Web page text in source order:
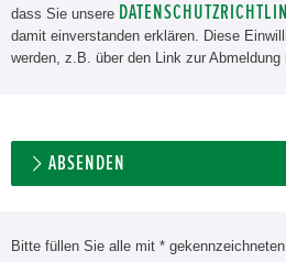
dass Sie unsere
damit einverstanden erklären. Diese
werden, z.B. über den Link zur Abmeldung
ABSENDEN
Bitte füllen Sie alle mit *